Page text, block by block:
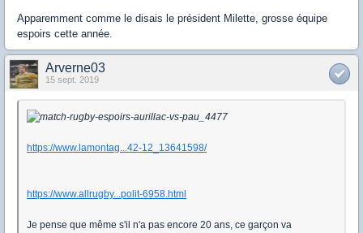
Apparemment comme le disais le président Milette, grosse équipe
espoirs cette année.
Arverne03
15 sept. 2019
https://www.lamontag...42-12_13641598/
https://www.allrugby...polit-6958.html
Je pense que même s'il n'a pas encore 20 ans, ce garçon va